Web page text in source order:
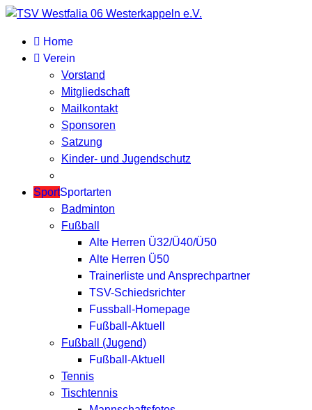
Home
Verein
Vorstand
Mitgliedschaft
Mailkontakt
Sponsoren
Satzung
Kinder- und Jugendschutz
SportSportarten
Badminton
Fußball
Alte Herren Ü32/Ü40/Ü50
Alte Herren Ü50
Trainerliste und Ansprechpartner
TSV-Schiedsrichter
Fussball-Homepage
Fußball-Aktuell
Fußball (Jugend)
Fußball-Aktuell
Tennis
Tischtennis